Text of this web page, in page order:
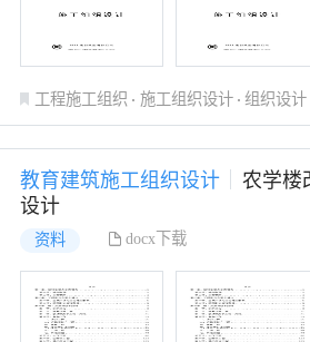
工程施工组织 施工组织设计 组织设计
教育建筑施工组织设计
农学楼
设计
资料 docx下载